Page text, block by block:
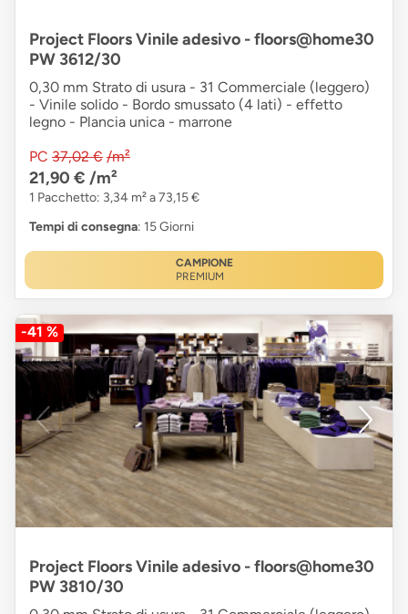
Project Floors Vinile adesivo - floors@home30
PW 3612/30
0,30 mm Strato di usura - 31 Commerciale (leggero)
- Vinile solido - Bordo smussato (4 lati) - effetto
legno - Plancia unica - marrone
PC 37,02 € /m²
21,90 € /m²
1 Pacchetto: 3,34 m² a 73,15 €
Tempi di consegna: 15 Giorni
CAMPIONE
PREMIUM
-41 %
Project Floors Vinile adesivo - floors@home30
PW 3810/30